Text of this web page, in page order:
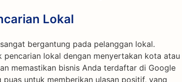
Lokal
bergantung pada pelanggan lokal.
pencarian lokal dengan menyertakan kota atau
memastikan bisnis Anda terdaftar di Google
untuk memberikan ulasan positif, yang